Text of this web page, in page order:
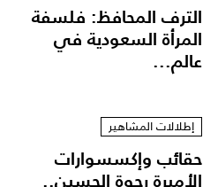
الترف المحافظ: فلسفة
المرأة السعودية في
عالم...
إطلالات المشاهير
حقائب وإكسسوارات
الأميرة رجوة الحسين..